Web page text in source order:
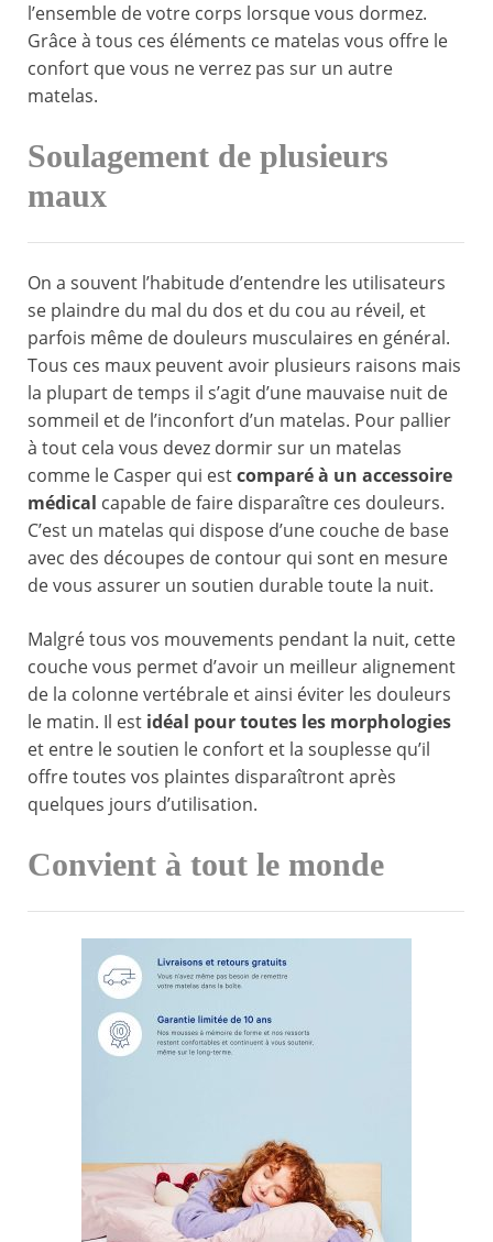
l’ensemble de votre corps lorsque vous dormez.
Grâce à tous ces éléments ce matelas vous offre le
confort que vous ne verrez pas sur un autre
matelas.
Soulagement de plusieurs
maux
On a souvent l’habitude d’entendre les utilisateurs
se plaindre du mal du dos et du cou au réveil, et
parfois même de douleurs musculaires en général.
Tous ces maux peuvent avoir plusieurs raisons mais
la plupart de temps il s’agit d’une mauvaise nuit de
sommeil et de l’inconfort d’un matelas. Pour pallier
à tout cela vous devez dormir sur un matelas
comme le Casper qui estcomparé à un accessoire
médical capable de faire disparaître ces douleurs.
C’est un matelas qui dispose d’une couche de base
avec des découpes de contour qui sont en mesure
de vous assurer un soutien durable toute la nuit.
Malgré tous vos mouvements pendant la nuit, cette
couche vous permet d’avoir un meilleur alignement
de la colonne vertébrale et ainsi éviter les douleurs
le matin. Il est idéal pour toutes les morphologies
et entre le soutien le confort et la souplesse qu’il
offre toutes vos plaintes disparaîtront après
quelques jours d’utilisation.
Convient à tout le monde